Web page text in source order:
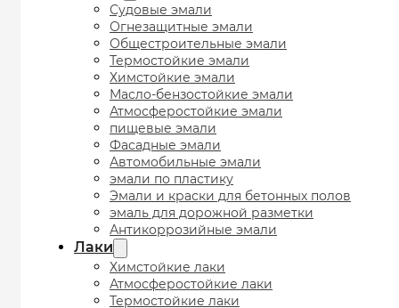
Судовые эмали
Огнезащитные эмали
Общестроительные эмали
Термостойкие эмали
Химстойкие эмали
Масло-бензостойкие эмали
Атмосферостойкие эмали
пищевые эмали
Фасадные эмали
Автомобильные эмали
эмали по пластику
Эмали и краски для бетонных полов
эмаль для дорожной разметки
Антикоррозийные эмали
Лаки
Химстойкие лаки
Атмосферостойкие лаки
Термостойкие лаки